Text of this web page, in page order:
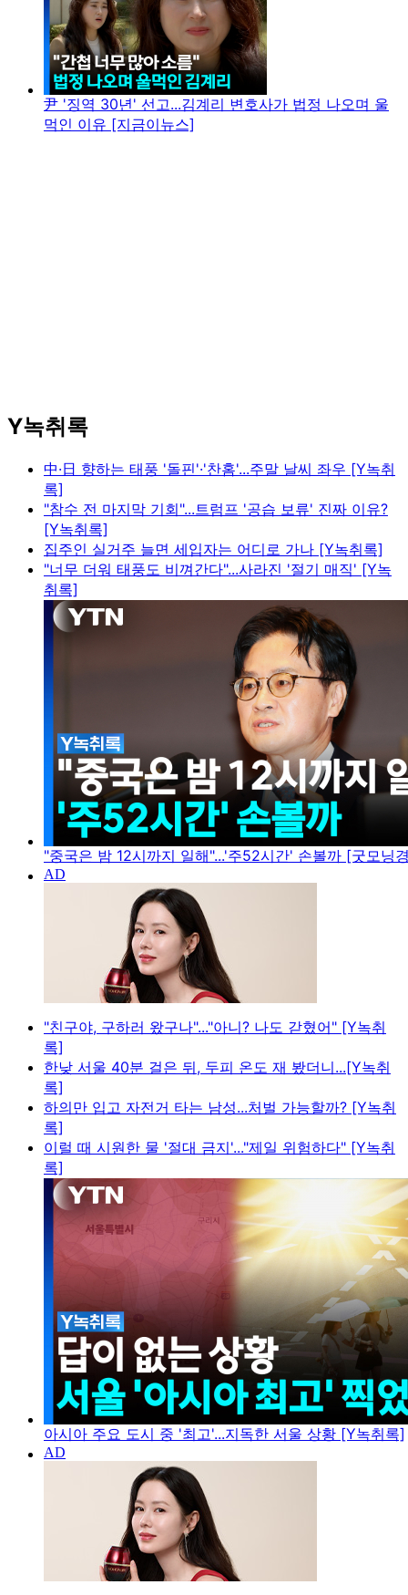
尹 '징역 30년' 선고...김계리 변호사가 법정 나오며 울
먹인 이유 [지금이뉴스]
Y녹취록
中·日 향하는 태풍 '돌핀'·'찬홈'...주말 날씨 좌우 [Y녹취
록]
"참수 전 마지막 기회"...트럼프 '공습 보류' 진짜 이유?
[Y녹취록]
집주인 실거주 늘면 세입자는 어디로 가나 [Y녹취록]
"너무 더워 태풍도 비껴간다"...사라진 '절기 매직' [Y녹
취록]
"중국은 밤 12시까지 일해"...'주52시간' 손볼까 [굿모닝
"친구야, 구하러 왔구나"..."아니? 나도 갇혔어" [Y녹취
록]
한낮 서울 40분 걸은 뒤, 두피 온도 재 봤더니...[Y녹취
록]
하의만 입고 자전거 타는 남성...처벌 가능할까? [Y녹취
록]
이럴 때 시원한 물 '절대 금지'..."제일 위험하다" [Y녹취
록]
아시아 주요 도시 중 '최고'...지독한 서울 상황 [Y녹취록]